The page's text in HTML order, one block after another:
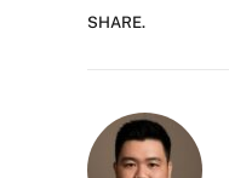
SHARE.